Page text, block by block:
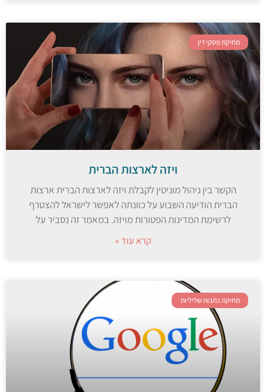
מחיקת פסקי דין
ויזה לארצות הברית
הקשר בין ניהול מוניטין לקבלת ויזה לארצות הברית ארצות
הברית הודיעה השבוע על כוונתה לאפשר לישראל להצטרף
לרשימת המדינות הפטורות מויזה. במאמר זה נסביר על
קרא עוד »
מחיקת כתבות שליליות